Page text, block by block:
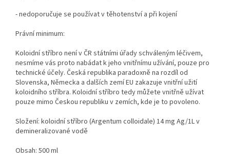
- nedoporučuje se používat v těhotenství a při kojení
Právní minimum:
Koloidní stříbro není v ČR státními úřady schváleným léčivem,
nesmíme vás proto nabádat k jeho vnitřnímu užívání, pouze pro
technické účely. Česká republika paradoxně na rozdíl od
Slovenska, Německa a dalších zemí EU zakazuje vnitřní užití
koloidního stříbra. Koloidní stříbro tedy můžete vnitřně užívat
pouze mimo Českou republiku v zemích, kde je to povoleno.
Složení: koloidní stříbro (Argentum colloidale) 14 mg Ag/1L v
demineralizované vodě
Obsah: 500 ml